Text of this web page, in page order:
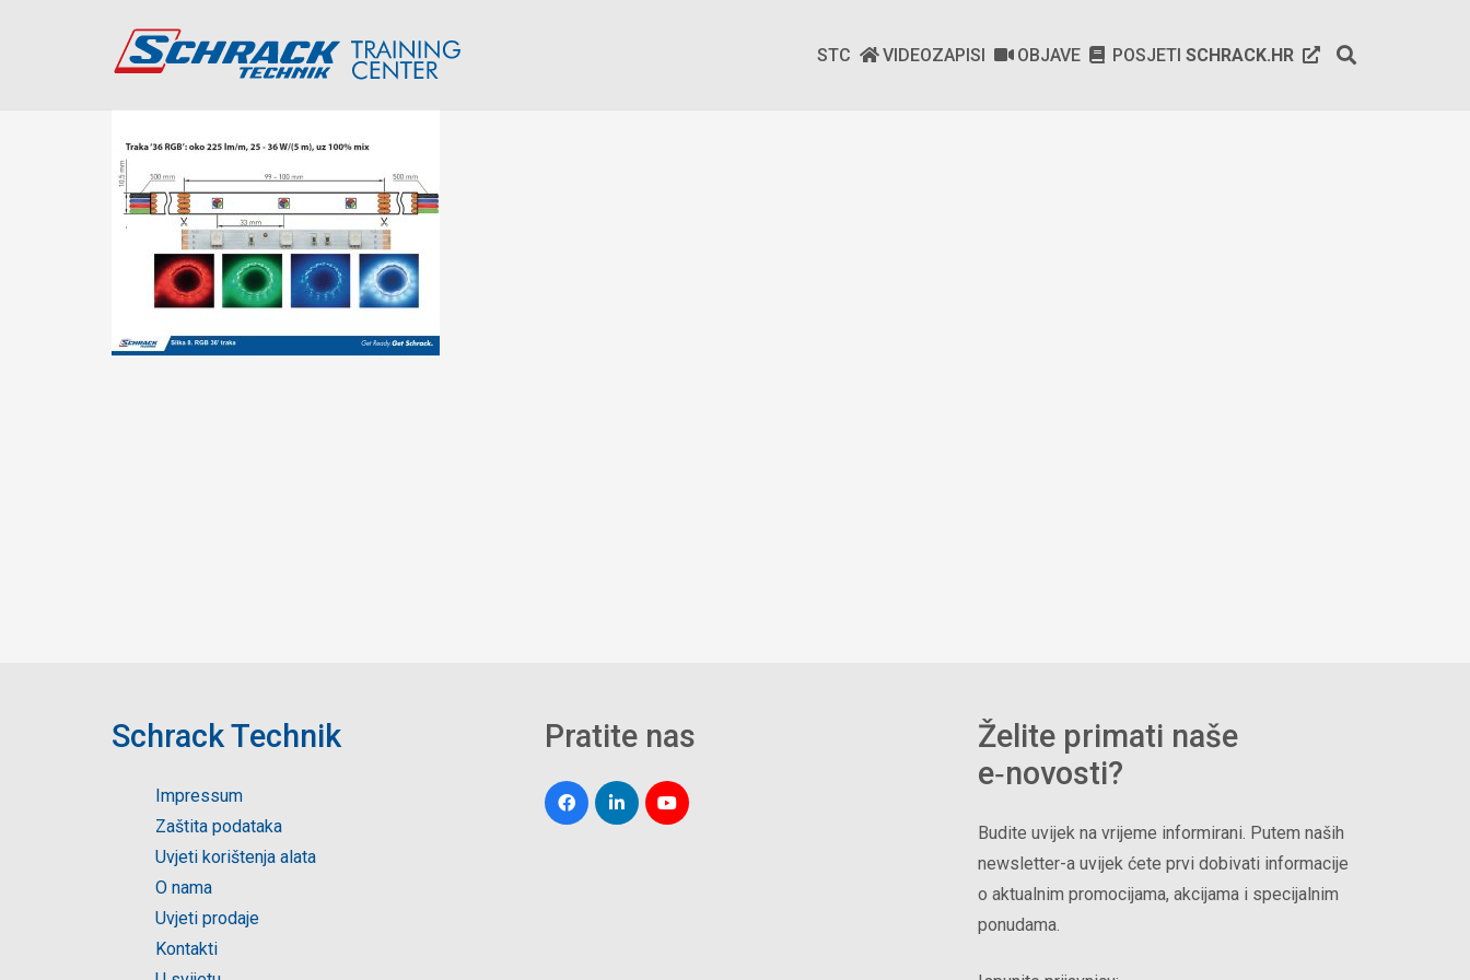
STC VIDEOZAPISI OBJAVE POSJETI SCHRACK.HR
Schrack Technik
Impressum
Zaštita podataka
Uvjeti korištenja alata
O nama
Uvjeti prodaje
Kontakti
Pratite nas
Želite primati naše
e‑novosti?
Budite uvijek na vrijeme informirani. Putem naših
newsletter-a uvijek ćete prvi dobivati informacije
o aktualnim promocijama, akcijama i specijalnim
ponudama.